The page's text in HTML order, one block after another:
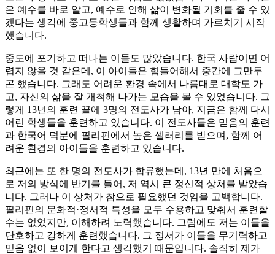
은 예수를 바로 알고, 예수로 인해 삶이 변화될 기회를 줄 수 있
겠다는 생각에 중고등학생들과 함께 생활하며 가르치기 시작
했습니다.
중도에 포기하고 떠나는 이들도 많았습니다. 한국 사람이면 어
렵지 않을 것 같은데, 이 아이들은 힘들어해서 중간에 그만두
곤 했습니다. 그래도 어려운 환경 속에서 나름대로 대학도 가
고, 자신의 삶을 잘 개척해 나가는 모습을 볼 수 있었습니다. 그
렇게 13년의 훈련 끝에 3명의 전도사가 남아, 지금은 함께 다시
어린 학생들을 훈련하고 있습니다. 이 전도사들은 믿음의 훈련
과 한국어 덕분에 필리핀에서 높은 셀러리를 받으며, 함께 어
려운 환경의 아이들을 훈련하고 있습니다.
최근에는 또 한 명의 전도사가 합류했는데, 13년 만에 처음으
로 저의 방식에 반기를 들어, 저 역시 큰 정신적 상처를 받았습
니다. 그러나 이 상처가 참으로 필요했던 것임을 고백합니다.
필리핀의 문화적·정서적 특성을 모두 수용하고 맞춰서 훈련할
수는 없었지만, 이해하려 노력했습니다. 그럼에도 저는 이들을
단호하고 강하게 훈련했습니다. 그 정서가 이들을 무기력하고
믿음 없이 보이게 한다고 생각했기 때문입니다. 솔직히 제가